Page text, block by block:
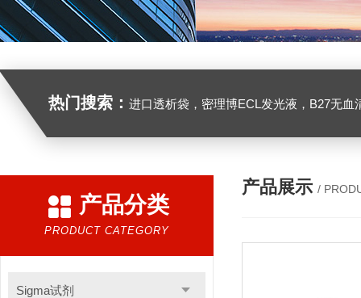
热门搜索： 进口透析袋，密理博ECL发光液，B27无血清培养基，N2培养基，紫外酶标板，Gibco胶原酶，
产品分类
PRODUCT CATEGORY
Sigma试剂
产品展示 /